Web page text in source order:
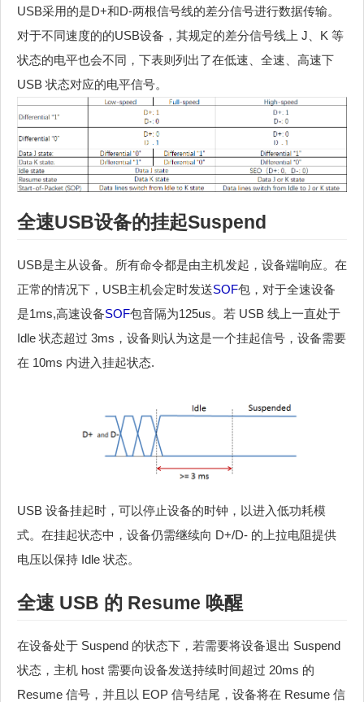
USB采用的是D+和D-两根信号线的差分信号进行数据传输。
对于不同速度的的USB设备，其规定的差分信号线上 J、K 等
状态的电平也会不同，下表则列出了在低速、全速、高速下
USB 状态对应的电平信号。
全速USB设备的挂起Suspend
USB是主从设备。所有命令都是由主机发起，设备端响应。在
正常的情况下，USB主机会定时发送SOF包，对于全速设备
是1ms,高速设备SOF包音隔为125us。若 USB 线上一直处于
Idle 状态超过 3ms，设备则认为这是一个挂起信号，设备需要
在 10ms 内进入挂起状态.
USB 设备挂起时，可以停止设备的时钟，以进入低功耗模
式。在挂起状态中，设备仍需继续向 D+/D- 的上拉电阻提供
电压以保持 Idle 状态。
全速 USB 的 Resume 唤醒
在设备处于 Suspend 的状态下，若需要将设备退出 Suspend
状态，主机 host 需要向设备发送持续时间超过 20ms 的
Resume 信号，并且以 EOP 信号结尾，设备将在 Resume 信